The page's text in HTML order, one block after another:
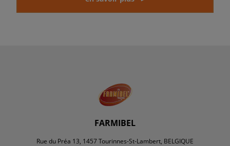
FARMIBEL
Rue du Préa 13, 1457 Tourinnes-St-Lambert, BELGIQUE